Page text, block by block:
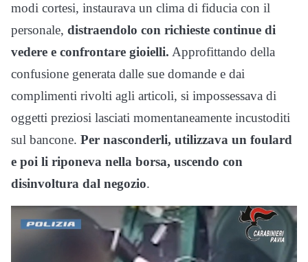
modi cortesi, instaurava un clima di fiducia con il
personale, distraendolo con richieste continue di
vedere e confrontare gioielli. Approfittando della
confusione generata dalle sue domande e dai
complimenti rivolti agli articoli, si impossessava di
oggetti preziosi lasciati momentaneamente incustoditi
sul bancone. Per nasconderli, utilizzava un foulard
e poi li riponeva nella borsa, uscendo con
disinvoltura dal negozio.